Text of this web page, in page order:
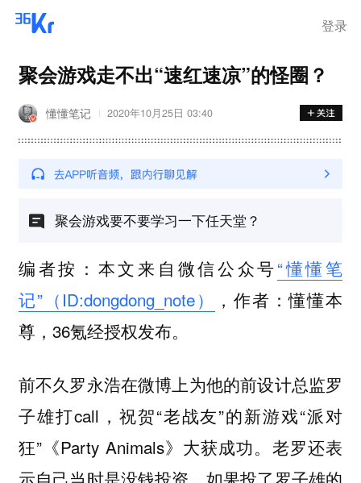
登录
聚会游戏走不出“速红速凉”的怪圈？
懂懂笔记 2020年10月25日 03:40
聚会游戏要不要学习一下任天堂？
编者按：本文来自微信公众号“懂懂笔
记”（ID:dongdong_note）
，作者：懂懂本
尊，36氪经授权发布。
前不久罗永浩在微博上为他的前设计总监罗
子雄打call，祝贺“老战友”的新游戏“派对
狂”《Party Animals》大获成功。老罗还表